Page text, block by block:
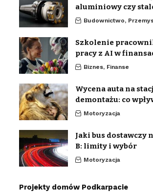
aluminiowy czy
Budownictwo,
Szkolenie
pracy z AI w
Biznes, Finanse
Wycena auta na
demontażu: co
Motoryzacja
Jaki bus dostawczy
B: limity i wybór
Motoryzacja
Projekty domów Podkarpacie